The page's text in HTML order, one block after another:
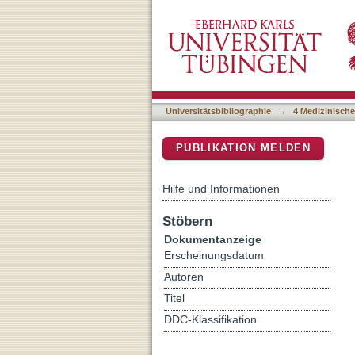
Ubiquitination
Universitätsbibliographie → 4
PUBLIKATION MELDEN
Hilfe und Informationen
Stöbern
Dokumentanzeige
Erscheinungsdatum
Autoren
Titel
DDC-Klassifikation